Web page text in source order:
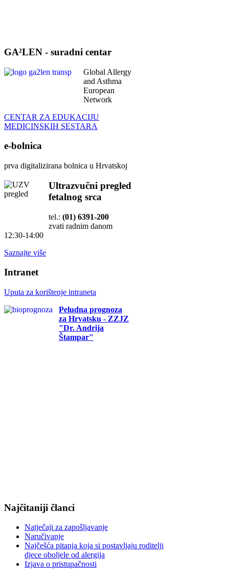
GA²LEN - suradni centar
Global Allergy
and Asthma
European
Network
CENTAR ZA EDUKACIJU
MEDICINSKIH SESTARA
e-bolnica
prva digitalizirana bolnica u Hrvatskoj
Ultrazvučni pregled
fetalnog srca
tel.: (01) 6391-200
zvati radnim danom
12:30-14:00
Saznajte više
Intranet
Uputa za korištenje intraneta
Peludna prognoza
za Hrvatsku - ZZJZ
"Dr. Andrija
Štampar"
Najčitaniji članci
Natječaji za zapošljavanje
Naručivanje
Najčešća pitanja koja si postavljaju roditelji
djece oboljele od alergija
Izjava o pristupačnosti